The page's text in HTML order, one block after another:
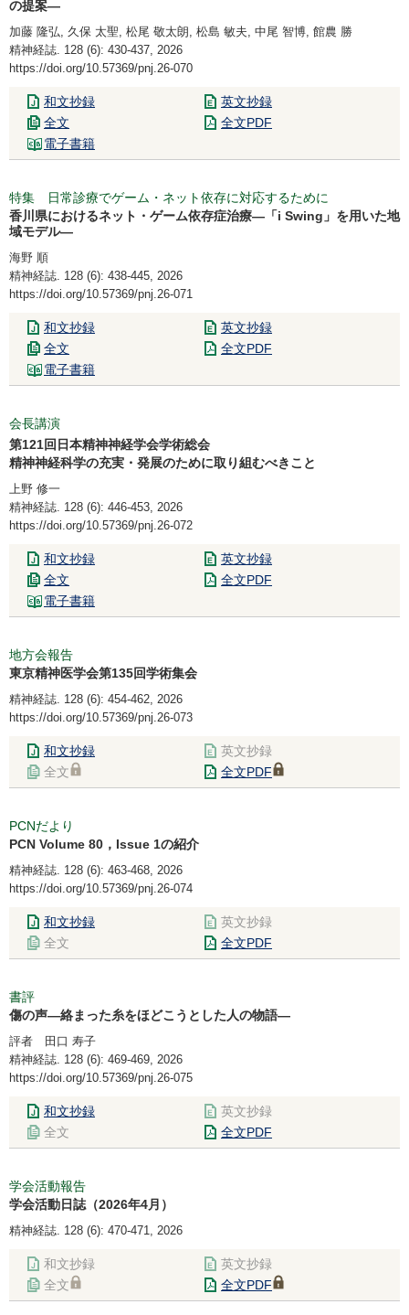
の提案―
加藤 隆弘, 久保 太聖, 松尾 敬太朗, 松島 敏夫, 中尾 智博, 館農 勝
精神経誌. 128 (6): 430-437, 2026
https://doi.org/10.57369/pnj.26-070
和文抄録
英文抄録
全文
全文PDF
電子書籍
特集 日常診療でゲーム・ネット依存に対応するために
香川県におけるネット・ゲーム依存症治療―「i Swing」を用いた地
域モデル―
海野 順
精神経誌. 128 (6): 438-445, 2026
https://doi.org/10.57369/pnj.26-071
和文抄録
英文抄録
全文
全文PDF
電子書籍
会長講演
第121回日本精神神経学会学術総会
精神神経科学の充実・発展のために取り組むべきこと
上野 修一
精神経誌. 128 (6): 446-453, 2026
https://doi.org/10.57369/pnj.26-072
和文抄録
英文抄録
全文
全文PDF
電子書籍
地方会報告
東京精神医学会第135回学術集会
精神経誌. 128 (6): 454-462, 2026
https://doi.org/10.57369/pnj.26-073
和文抄録
英文抄録
全文
全文PDF
PCNだより
PCN Volume 80，Issue 1の紹介
精神経誌. 128 (6): 463-468, 2026
https://doi.org/10.57369/pnj.26-074
和文抄録
英文抄録
全文
全文PDF
書評
傷の声―絡まった糸をほどこうとした人の物語―
評者 田口 寿子
精神経誌. 128 (6): 469-469, 2026
https://doi.org/10.57369/pnj.26-075
和文抄録
英文抄録
全文
全文PDF
学会活動報告
学会活動日誌（2026年4月）
精神経誌. 128 (6): 470-471, 2026
和文抄録
英文抄録
全文
全文PDF